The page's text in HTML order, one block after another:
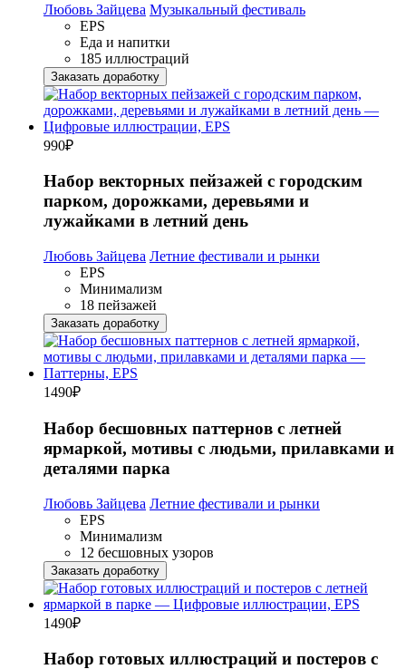
Любовь Зайцева Музыкальный фестиваль
EPS
Еда и напитки
185 иллюстраций
Заказать доработку
990₽
Набор векторных пейзажей с городским
парком, дорожками, деревьями и
лужайками в летний день
Любовь Зайцева Летние фестивали и рынки
EPS
Минимализм
18 пейзажей
Заказать доработку
1490₽
Набор бесшовных паттернов с летней
ярмаркой, мотивы с людьми, прилавками и
деталями парка
Любовь Зайцева Летние фестивали и рынки
EPS
Минимализм
12 бесшовных узоров
Заказать доработку
1490₽
Набор готовых иллюстраций и постеров с